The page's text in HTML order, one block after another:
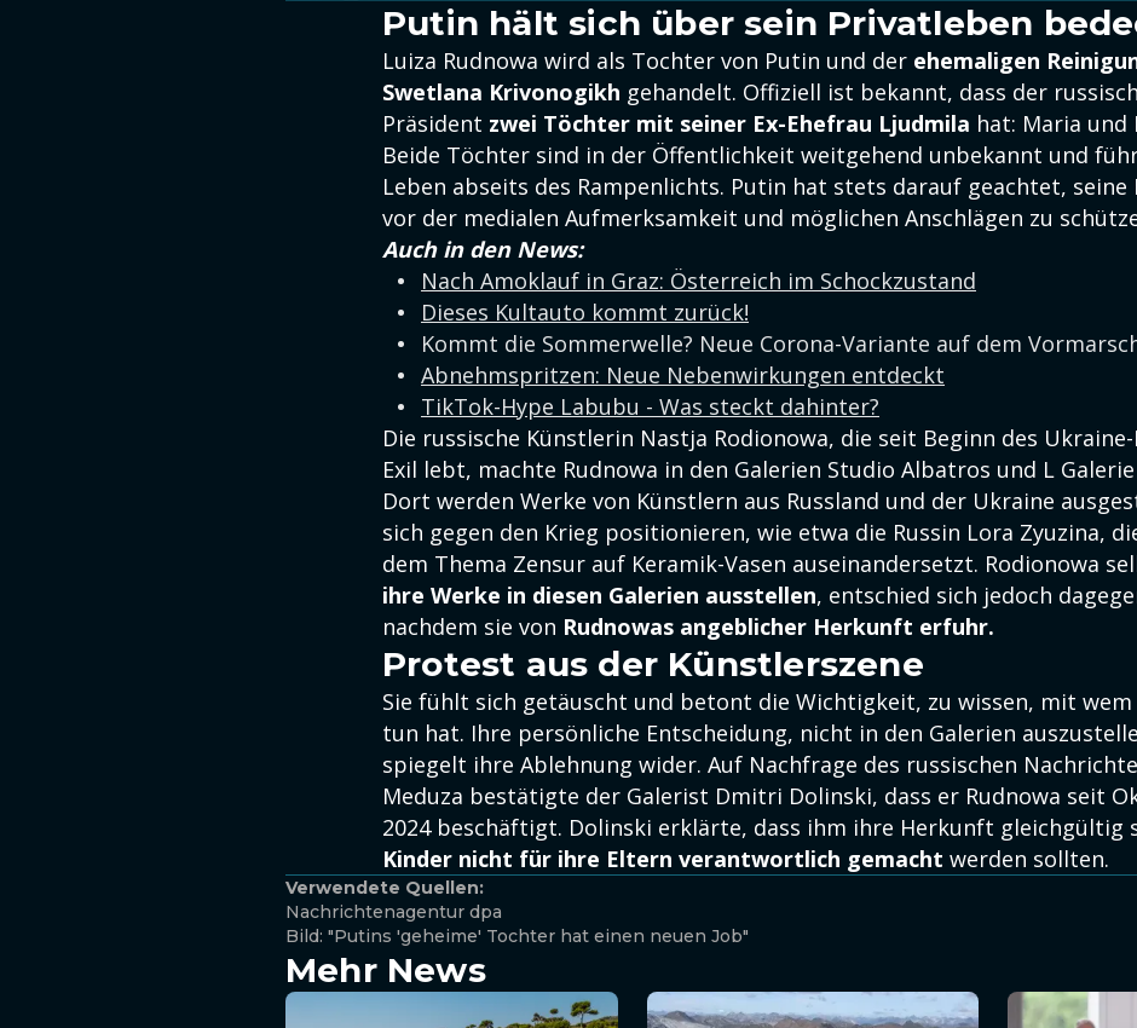
Putin hält sich über sein Privatleben
Luiza Rudnowa wird als Tochter von Putin und der ehemaligen
Swetlana Krivonogikh gehandelt. Offiziell ist bekannt, dass der
Präsident zwei Töchter mit seiner Ex-Ehefrau Ljudmila hat: Maria und
Beide Töchter sind in der Öffentlichkeit weitgehend unbekannt und
Leben abseits des Rampenlichts. Putin hat stets darauf geachtet, seine
vor der medialen Aufmerksamkeit und möglichen Anschlägen zu
Auch in den News:
Nach Amoklauf in Graz: Österreich im Schockzustand
Dieses Kultauto kommt zurück!
Kommt die Sommerwelle? Neue Corona-Variante auf dem
Abnehmspritzen: Neue Nebenwirkungen entdeckt
TikTok-Hype Labubu - Was steckt dahinter?
Die russische Künstlerin Nastja Rodionowa, die seit Beginn des
Exil lebt, machte Rudnowa in den Galerien Studio Albatros und L
Dort werden Werke von Künstlern aus Russland und der Ukraine
sich gegen den Krieg positionieren, wie etwa die Russin Lora Zyuzina,
dem Thema Zensur auf Keramik-Vasen auseinandersetzt. Rodionowa
ihre Werke in diesen Galerien ausstellen, entschied sich jedoch
nachdem sie von Rudnowas angeblicher Herkunft erfuhr.
Protest aus der Künstlerszene
Sie fühlt sich getäuscht und betont die Wichtigkeit, zu wissen, mit wem
tun hat. Ihre persönliche Entscheidung, nicht in den Galerien
spiegelt ihre Ablehnung wider. Auf Nachfrage des russischen
Meduza bestätigte der Galerist Dmitri Dolinski, dass er Rudnowa seit
2024 beschäftigt. Dolinski erklärte, dass ihm ihre Herkunft gleichgültig
Kinder nicht für ihre Eltern verantwortlich gemacht werden sollten.
Verwendete Quellen:
Nachrichtenagentur dpa
Bild: "Putins 'geheime' Tochter hat einen neuen Job"
Mehr News